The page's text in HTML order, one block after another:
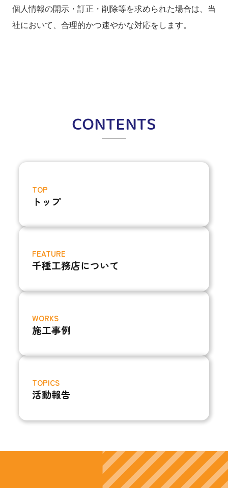
個人情報の開示・訂正・削除等を求められた場合は、当
社において、合理的かつ速やかな対応をします。
CONTENTS
TOP
トップ
FEATURE
千種工務店について
WORKS
施工事例
TOPICS
活動報告